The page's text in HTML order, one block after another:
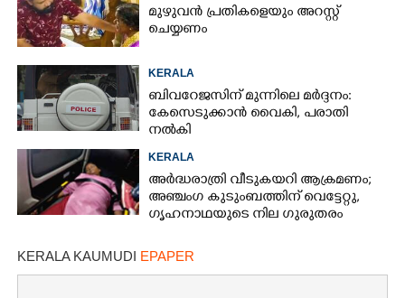
മുഴുവൻ പ്രതികളെയും അറസ്റ്റ്
ചെയ്യണം
KERALA
ബിവറേജസിന് മുന്നിലെ മർദ്ദനം:
കേസെടുക്കാൻ വൈകി, പരാതി
നൽകി
KERALA
അർദ്ധരാത്രി വീടുകയറി ആക്രമണം;
അഞ്ചംഗ കുടുംബത്തിന് വെട്ടേറ്റു,
ഗൃഹനാഥയുടെ നില ഗുരുതരം
KERALA KAUMUDI EPAPER